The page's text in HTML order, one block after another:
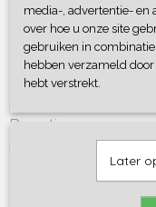
Wasbaar op 60
Geschikt voor in
Mag heet
Reacties
media-, advertentie- en
over hoe u onze site
gebruiken in
hebben verzameld
hebt verstrekt.
Later